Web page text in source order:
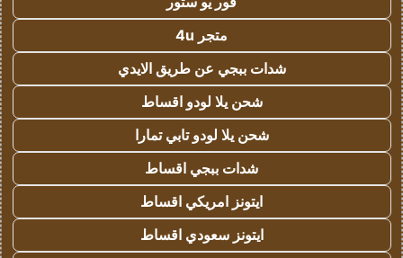
متجر 4u
شدات ببجي عن طريق الايدي
شحن يلا لودو اقساط
شحن يلا لودو تابي تمارا
شدات ببجي اقساط
ايتونز امريكي اقساط
ايتونز سعودي اقساط